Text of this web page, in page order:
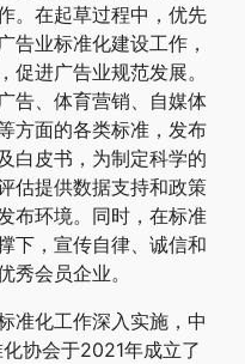
。在起草过程中，优先
告业标准化建设工作，
促进广告业规范发展。
告、体育营销、自媒体
方面的各类标准，发布
白皮书，为制定科学的
估提供数据支持和政策
布环境。同时，在标准
下，宣传自律、诚信和
秀会员企业。
准化工作深入实施，中
协会于2021年成立了